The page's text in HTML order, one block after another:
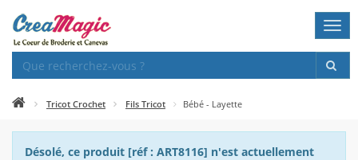
Tricot Crochet Fils Tricot Bébé - Layette
Désolé, ce produit [réf : ART8116] n'est actuellement